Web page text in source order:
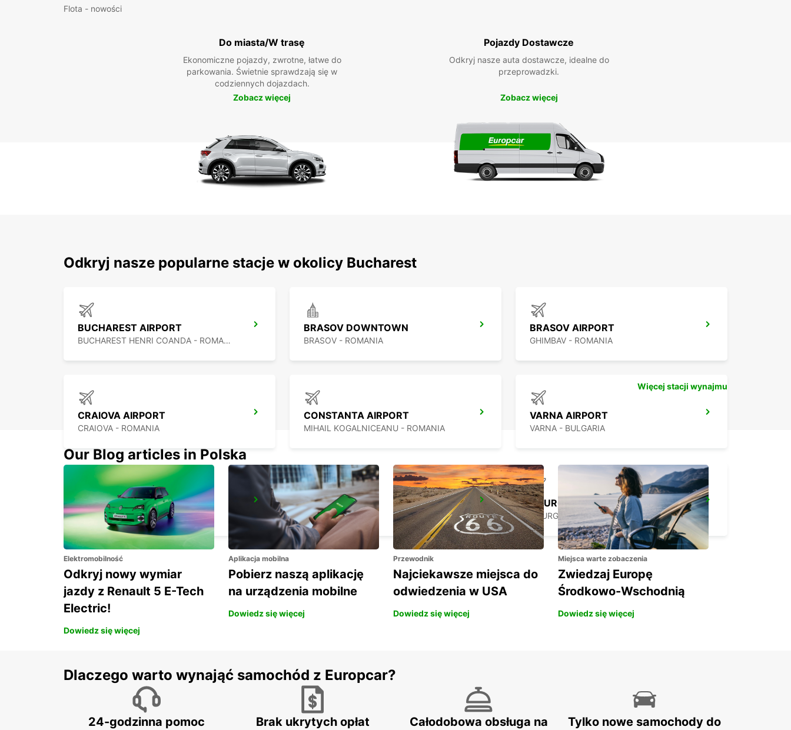
Flota - nowości
Do miasta/W trasę
Ekonomiczne pojazdy, zwrotne, łatwe do
parkowania. Świetnie sprawdzają się w
codziennych dojazdach.
Zobacz więcej
Pojazdy Dostawcze
Odkryj nasze auta dostawcze, idealne do
przeprowadzki.
Zobacz więcej
Odkryj nasze popularne stacje w okolicy Bucharest
BUCHAREST AIRPORT
BUCHAREST HENRI COANDA - ROMANIA
BRASOV DOWNTOWN
BRASOV - ROMANIA
BRASOV AIRPORT
GHIMBAV - ROMANIA
CRAIOVA AIRPORT
CRAIOVA - ROMANIA
CONSTANTA AIRPORT
MIHAIL KOGALNICEANU - ROMANIA
VARNA AIRPORT
VARNA - BULGARIA
CONSTANTA DOWN TOWN
CONSTANTA - ROMANIA
SIBIU AIRPORT
SIBIU - ROMANIA
BOURGAS AIRPORT
BOURGAS - BULGARIA
Więcej stacji wynajmu
Our Blog articles in Polska
Elektromobilność
Odkryj nowy wymiar
jazdy z Renault 5 E-Tech
Electric!
Dowiedz się więcej
Aplikacja mobilna
Pobierz naszą aplikację
na urządzenia mobilne
Dowiedz się więcej
Przewodnik
Najciekawsze miejsca do
odwiedzenia w USA
Dowiedz się więcej
Miejsca warte zobaczenia
Zwiedzaj Europę
Środkowo-Wschodnią
Dowiedz się więcej
Dlaczego warto wynająć samochód z Europcar?
24-godzinna pomoc
Brak ukrytych opłat
Całodobowa obsługa na
Tylko nowe samochody do